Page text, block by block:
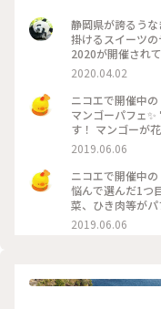
静岡県が誇るう
掛けるスイーツ
2020が開催されています🍠 こちらその
ポテトドルチェ
酒をきかせたお
上に冷たいバニ
😍😍😍 こんなん美味し
くいただきました😋 こちらは店内イートインで食べ
のですがそれ以
ポタージュ、お
団子、時間で焼
以外にもまだライン
2020は4/5日曜日まで❗ ※コロナ問題で中々出
な時期ですが、入
ありました 店内
ことはわかりませんが…😅 #甘いものは
2020.04.02
ニコエで開催中の『
マンゴーパフェ
す！ マンゴーが
ときめきます♡
マンゴーとあっ
す！！ #わ
2019.06.06
ニコエで開催中の『
悩んで選んだ1つ
菜、ひき肉等が
はありません！
∀ﾟ) 爽やかな辛
エ #パフェ
2019.06.06